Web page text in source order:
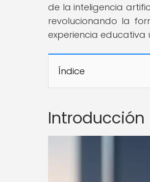
de la inteligencia
revolucionando la
experiencia educativa
Índice
Introducción